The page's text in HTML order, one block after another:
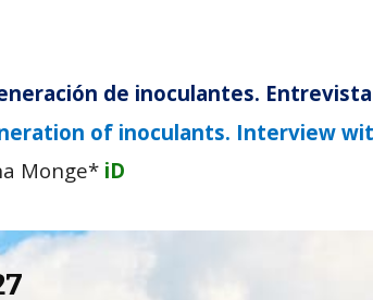
de inoculantes. Entrevista
of inoculants. Interview
Monge* iD